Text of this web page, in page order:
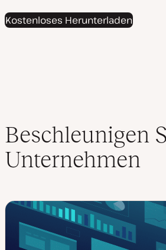
Kostenloses Herunterladen
Beschleunigen
Unternehmen